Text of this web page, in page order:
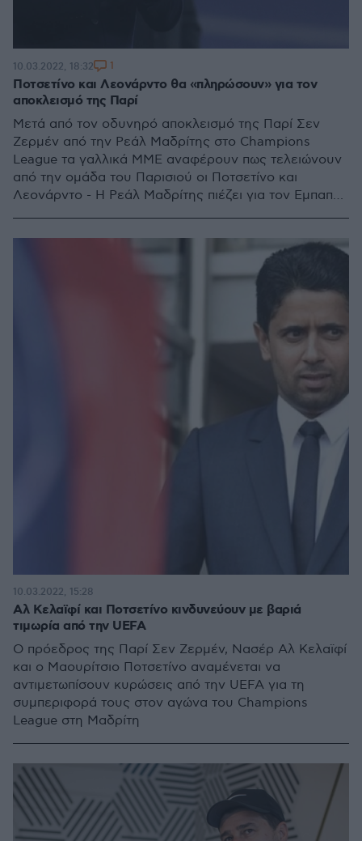
Ποτσετίνο και Λεονάρντο θα «πληρώσουν» για τον
αποκλεισμό της Παρί
Μετά από τον οδυνηρό αποκλεισμό της Παρί Σεν
Ζερμέν από την Ρεάλ Μαδρίτης στο Champions
League τα γαλλικά ΜΜΕ αναφέρουν πως τελειώνουν
από την ομάδα του Παρισιού οι Ποτσετίνο και
Λεονάρντο - Η Ρεάλ Μαδρίτης πιέζει για τον Εμπαπέ -
10.03.2022, 18:32 1
Αλ Κελαϊφί και Ποτσετίνο κινδυνεύουν με βαριά
τιμωρία από την UEFA
Ο πρόεδρος της Παρί Σεν Ζερμέν, Νασέρ Αλ Κελαϊφί
και ο Μαουρίτσιο Ποτσετίνο αναμένεται να
αντιμετωπίσουν κυρώσεις από την UEFA για τη
συμπεριφορά τους στον αγώνα του Champions
League στη Μαδρίτη
10.03.2022, 15:28